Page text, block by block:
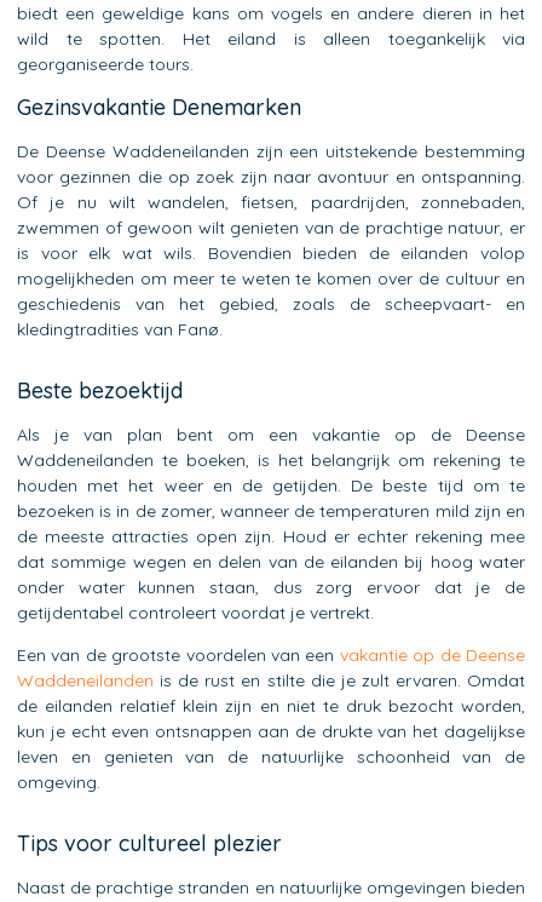
biedt een geweldige kans om vogels en andere dieren in het
wild te spotten. Het eiland is alleen toegankelijk via
georganiseerde tours.
Gezinsvakantie Denemarken
De Deense Waddeneilanden zijn een uitstekende bestemming
voor gezinnen die op zoek zijn naar avontuur en ontspanning.
Of je nu wilt wandelen, fietsen, paardrijden, zonnebaden,
zwemmen of gewoon wilt genieten van de prachtige natuur, er
is voor elk wat wils. Bovendien bieden de eilanden volop
mogelijkheden om meer te weten te komen over de cultuur en
geschiedenis van het gebied, zoals de scheepvaart- en
kledingtradities van Fanø.
Beste bezoektijd
Als je van plan bent om een vakantie op de Deense
Waddeneilanden te boeken, is het belangrijk om rekening te
houden met het weer en de getijden. De beste tijd om te
bezoeken is in de zomer, wanneer de temperaturen mild zijn en
de meeste attracties open zijn. Houd er echter rekening mee
dat sommige wegen en delen van de eilanden bij hoog water
onder water kunnen staan, dus zorg ervoor dat je de
getijdentabel controleert voordat je vertrekt.
Een van de grootste voordelen van een vakantie op de Deense
Waddeneilanden is de rust en stilte die je zult ervaren. Omdat
de eilanden relatief klein zijn en niet te druk bezocht worden,
kun je echt even ontsnappen aan de drukte van het dagelijkse
leven en genieten van de natuurlijke schoonheid van de
omgeving.
Tips voor cultureel plezier
Naast de prachtige stranden en natuurlijke omgevingen bieden